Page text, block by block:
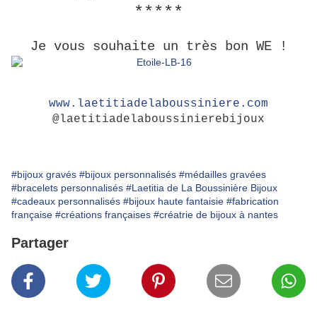
*****
Je vous souhaite un très bon WE !
www.laetitiadelaboussiniere.com
@laetitiadelaboussinierebijoux
#bijoux gravés #bijoux personnalisés #médailles gravées
#bracelets personnalisés #Laetitia de La Boussinière Bijoux
#cadeaux personnalisés #bijoux haute fantaisie #fabrication
française #créations françaises #créatrie de bijoux à nantes
Partager